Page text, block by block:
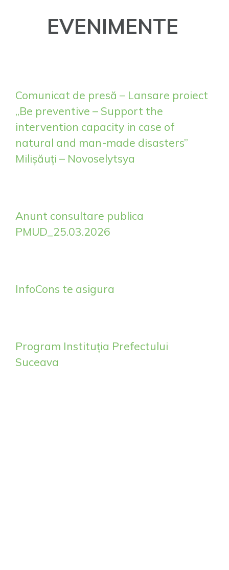
EVENIMENTE
Comunicat de presă – Lansare proiect
„Be preventive – Support the
intervention capacity in case of
natural and man-made disasters”
Milișăuți – Novoselytsya
Anunt consultare publica
PMUD_25.03.2026
InfoCons te asigura
Program Instituția Prefectului
Suceava